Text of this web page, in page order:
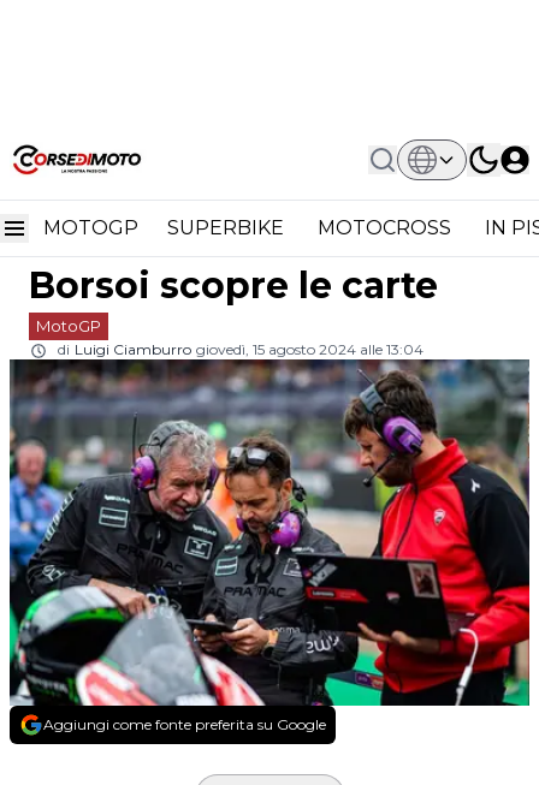
MOTOGP SUPERBIKE MOTOCROSS IN
Home MotoGP
MotoGP, Divorzio Pramac-Ducati:
MotoGP, divorzio
Pramac-Ducati: Gino
Borsoi scopre le carte
MotoGP
di Luigi Ciamburro giovedì, 15 agosto 2024 alle 13:04
Aggiungi come fonte preferita su Google